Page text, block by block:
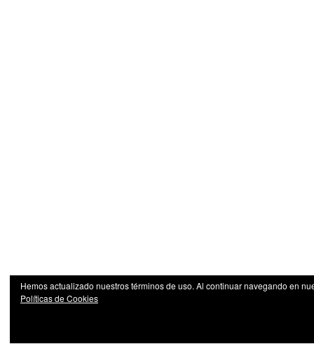
Hemos actualizado nuestros términos de uso. Al continuar navegando en
Políticas de Cookies